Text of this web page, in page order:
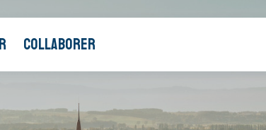
COLLABORER